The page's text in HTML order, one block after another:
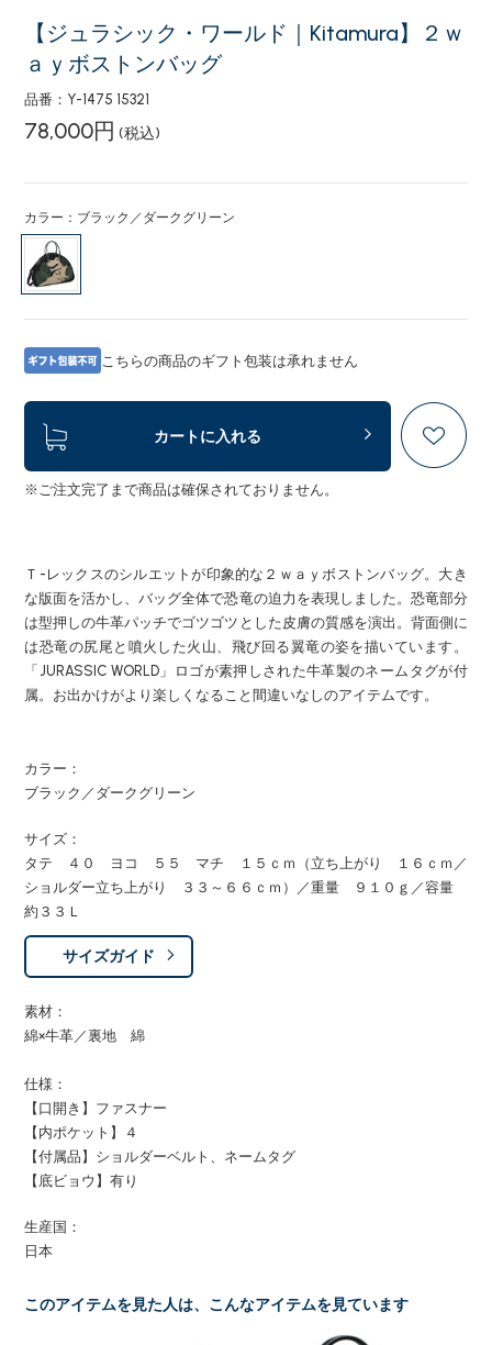
【ジュラシック・ワールド｜Kitamura】２ｗ
ａｙボストンバッグ
品番：Y-1475 15321
78,000円 (税込)
カラー：ブラック／ダークグリーン
こちらの商品のギフト包装は承れません
カートに入れる
※ご注文完了まで商品は確保されておりません。
Ｔ-レックスのシルエットが印象的な２ｗａｙボストンバッグ。大き
な版面を活かし、バッグ全体で恐竜の迫力を表現しました。恐竜部分
は型押しの牛革パッチでゴツゴツとした皮膚の質感を演出。背面側に
は恐竜の尻尾と噴火した火山、飛び回る翼竜の姿を描いています。
「JURASSIC WORLD」ロゴが素押しされた牛革製のネームタグが付
属。お出かけがより楽しくなること間違いなしのアイテムです。
カラー：
ブラック／ダークグリーン
サイズ：
タテ ４０ ヨコ ５５ マチ １５ｃｍ（立ち上がり １６ｃｍ／
ショルダー立ち上がり ３３～６６ｃｍ）／重量 ９１０ｇ／容量
約３３Ｌ
サイズガイド
素材：
綿×牛革／裏地 綿
仕様：
【口開き】ファスナー
【内ポケット】４
【付属品】ショルダーベルト、ネームタグ
【底ビョウ】有り
生産国：
日本
このアイテムを見た人は、こんなアイテムを見ています